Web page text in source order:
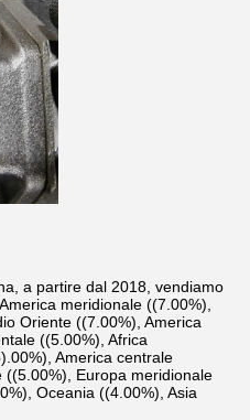
a partire dal 2018, vendiamo
meridionale ((7.00%),
Oriente ((7.00%), America
((5.00%), Africa
America centrale
Europa meridionale
Oceania ((4.00%), Asia